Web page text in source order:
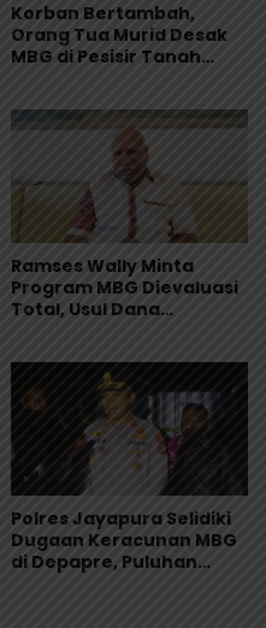
Korban Bertambah,
Orang Tua Murid Desak
MBG di Pesisir Tanah
Ramses Wally Minta
Program MBG Dievaluasi
Total, Usul Dana
Polres Jayapura Selidiki
Dugaan Keracunan MBG
di Depapre, Puluhan